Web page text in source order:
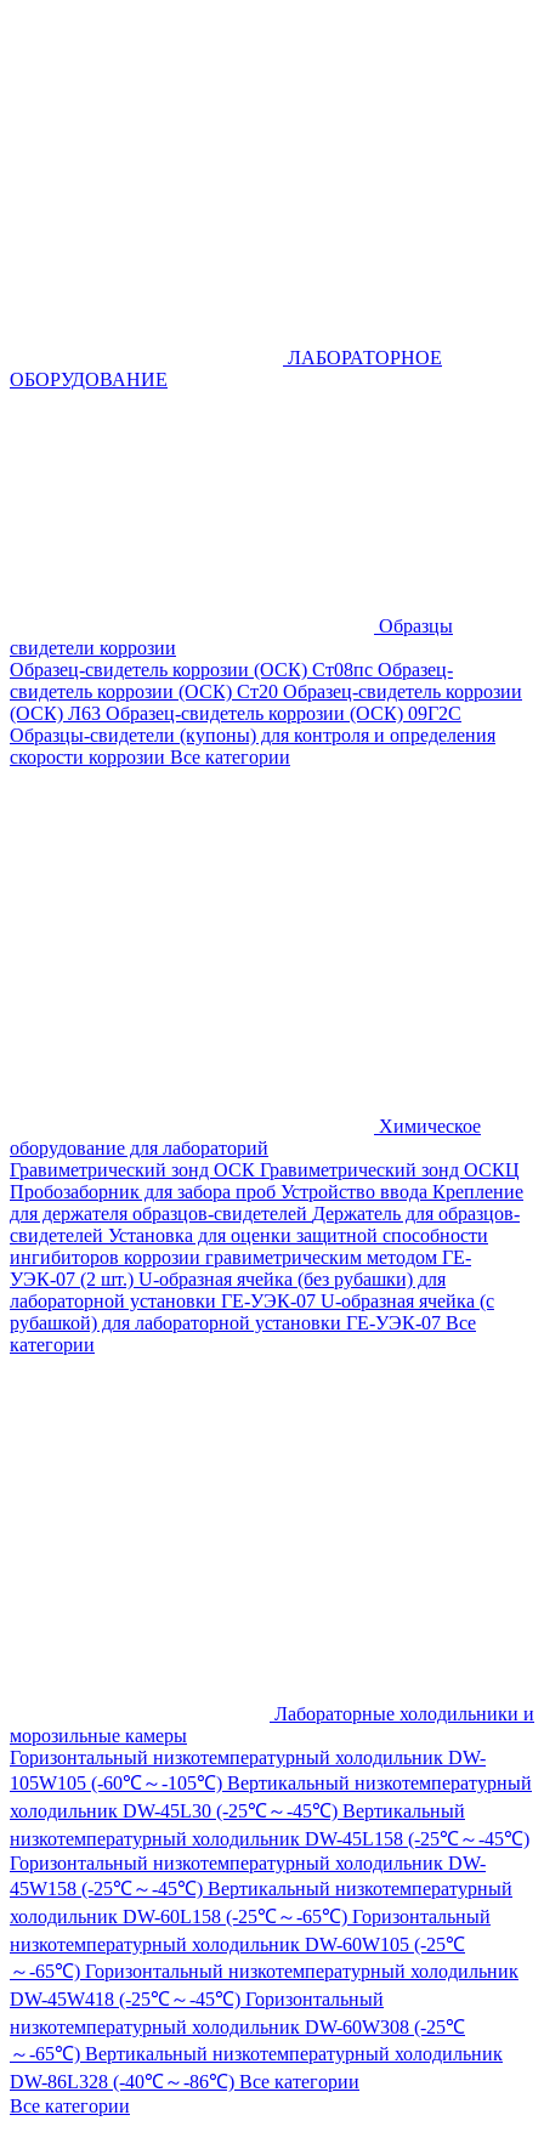
ЛАБОРАТОРНОЕ
ОБОРУДОВАНИЕ
Образцы
свидетели коррозии
Образец-свидетель коррозии (ОСК) Ст08пс Образец-
свидетель коррозии (ОСК) Ст20 Образец-свидетель коррозии
(ОСК) Л63 Образец-свидетель коррозии (ОСК) 09Г2С
Образцы-свидетели (купоны) для контроля и определения
скорости коррозии Все категории
Химическое
оборудование для лабораторий
Гравиметрический зонд ОСК Гравиметрический зонд ОСКЦ
Пробозаборник для забора проб Устройство ввода Крепление
для держателя образцов-свидетелей Держатель для образцов-
свидетелей Установка для оценки защитной способности
ингибиторов коррозии гравиметрическим методом ГЕ-
УЭК-07 (2 шт.) U-образная ячейка (без рубашки) для
лабораторной установки ГЕ-УЭК-07 U-образная ячейка (с
рубашкой) для лабораторной установки ГЕ-УЭК-07 Все
категории
Лабораторные холодильники и
морозильные камеры
Горизонтальный низкотемпературный холодильник DW-
105W105 (-60℃～-105℃) Вертикальный низкотемпературный
холодильник DW-45L30 (-25℃～-45℃) Вертикальный
низкотемпературный холодильник DW-45L158 (-25℃～-45℃)
Горизонтальный низкотемпературный холодильник DW-
45W158 (-25℃～-45℃) Вертикальный низкотемпературный
холодильник DW-60L158 (-25℃～-65℃) Горизонтальный
низкотемпературный холодильник DW-60W105 (-25℃
～-65℃) Горизонтальный низкотемпературный холодильник
DW-45W418 (-25℃～-45℃) Горизонтальный
низкотемпературный холодильник DW-60W308 (-25℃
～-65℃) Вертикальный низкотемпературный холодильник
DW-86L328 (-40℃～-86℃) Все категории
Все категории